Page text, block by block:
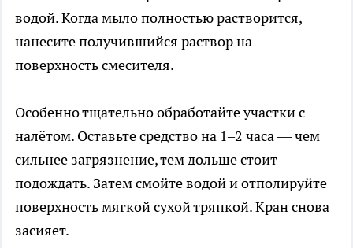
водой. Когда мыло полностью растворится,
нанесите получившийся раствор на
поверхность смесителя.
Особенно тщательно обработайте участки с
налётом. Оставьте средство на 1–2 часа — чем
сильнее загрязнение, тем дольше стоит
подождать. Затем смойте водой и отполируйте
поверхность мягкой сухой тряпкой. Кран снова
засияет.